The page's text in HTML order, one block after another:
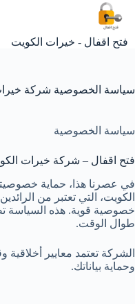
التجاوز
إلى
المحتوى
فتح اقفال - خيرات الكويت
سياسة الخصوصية شركة
سياسة الخصوصية
فتح اقفال – شركة خيرات
في عصرنا هذا، حماية
الكويت، التي تعتبر من
خصوصية قوية. هذه السياسة
طوال الوقت.
الشركة تعتمد معايير أخلاقية
وحماية بياناتك.